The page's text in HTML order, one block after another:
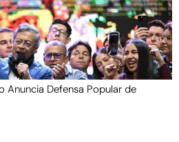
Anuncia Defensa Popular de